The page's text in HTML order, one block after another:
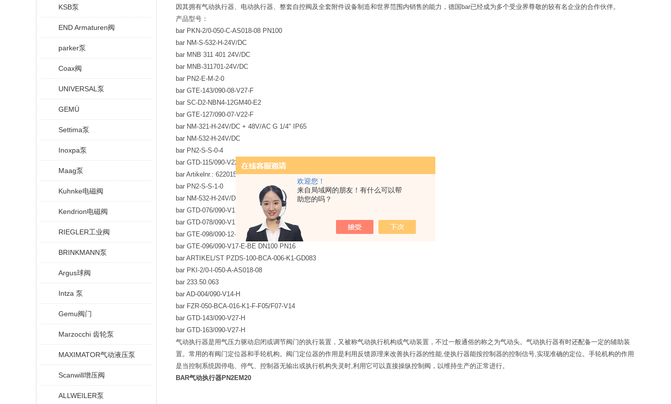
欢迎您！
来自局域网的朋友！有什么可以帮
助您的吗？
KSB泵
END Armaturen阀
parker泵
Coax阀
UNIVERSAL泵
GEMÜ
Settima泵
Inoxpa泵
Maag泵
Kuhnke电磁阀
Kendrion电磁阀
RIEGLER工业阀
BRINKMANN泵
Argus球阀
Intza 泵
Gemu阀门
Marzocchi 齿轮泵
MAXIMATOR气动液压泵
Scanwill增压阀
ALLWEILER泵
因其拥有气动执行器、电动执行器、整套自控阀及全套附件设备制造和世界范围内销售的能力，德国bar已经成为多个受业界尊敬的较有名企业的合作伙伴。
产品型号：
bar PKN-2/0-050-C-AS018-08 PN100
bar NM-S-532-H-24V/DC
bar MNB 311 401 24V/DC
bar MNB-311701-24V/DC
bar PN2-E-M-2-0
bar GTE-143/090-08-V27-F
bar SC-D2-NBN4-12GM40-E2
bar GTE-127/090-07-V22-F
bar NM-321-H-24V/DC + 48V/AC G 1/4" IP65
bar NM-532-H-24V/DC
bar PN2-S-S-0-4
bar GTD-115/090-V22-H
bar Artikelnr.: 622015
bar PN2-S-S-1-0
bar NM-532-H-24V/DC
bar GTD-076/090-V17-F
bar GTD-078/090-V17-F
bar GTE-098/090-12-V17-E-BE
bar GTE-096/090-V17-E-BE DN100 PN16
bar ARTIKEL/ST PZDS-100-BCA-006-K1-GD083
bar PKI-2/0-I-050-A-AS018-08
bar 233.50.063
bar AD-004/090-V14-H
bar FZR-050-BCA-016-K1-F-F05/F07-V14
bar GTD-143/090-V27-H
bar GTD-163/090-V27-H
气动执行器是用气压力驱动启闭或调节阀门的执行装置，又被称气动执行机构或气动装置，不过一般通俗的称之为气动头。气动执行器有时还配备一定的辅助装
置。常用的有阀门定位器和手轮机构。阀门定位器的作用是利用反馈原理来改善执行器的性能,使执行器能按控制器的控制信号,实现准确的定位。手轮机构的作用
是当控制系统因停电、停气、控制器无输出或执行机构失灵时,利用它可以直接操纵控制阀，以维持生产的正常进行。
BAR气动执行器PN2EM20